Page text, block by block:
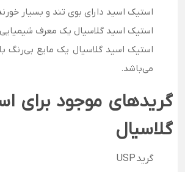
استیک اسید دارای بوی تند و بسیار
استیک اسید گلاسیال یک معرف
استیک اسید گلاسیال یک مایع بی­‌رنگ
می­‌باشد.
گریدهای موجود برای
گلاسیال
گرید USP